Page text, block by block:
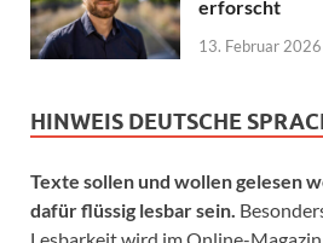
erforscht
13. Februar 2026
HINWEIS DEUTSCHE
Texte sollen und wollen gelesen
dafür flüssig lesbar sein.